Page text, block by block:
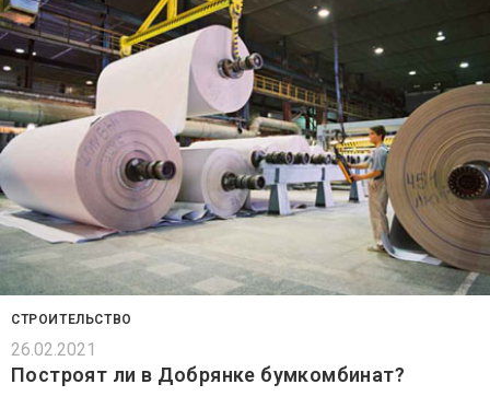
СТРОИТЕЛЬСТВО
26.02.2021
Построят ли в Добрянке бумкомбинат?